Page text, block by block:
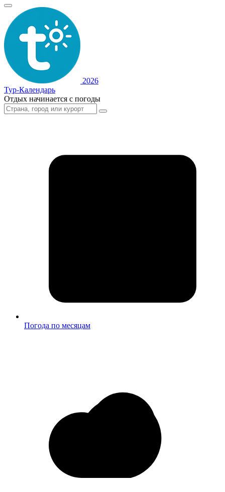
2026
Тур-Календарь
Отдых начинается с погоды
Погода по месяцам